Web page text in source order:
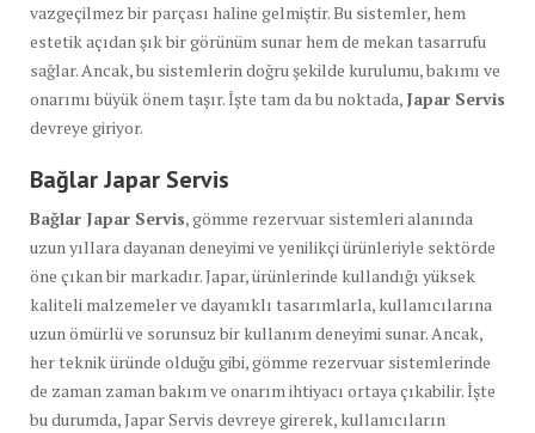
vazgeçilmez bir parçası haline gelmiştir. Bu sistemler, hem
estetik açıdan şık bir görünüm sunar hem de mekan tasarrufu
sağlar. Ancak, bu sistemlerin doğru şekilde kurulumu, bakımı ve
onarımı büyük önem taşır. İşte tam da bu noktada, Japar Servis
devreye giriyor.
Bağlar Japar Servis
Bağlar Japar Servis, gömme rezervuar sistemleri alanında
uzun yıllara dayanan deneyimi ve yenilikçi ürünleriyle sektörde
öne çıkan bir markadır. Japar, ürünlerinde kullandığı yüksek
kaliteli malzemeler ve dayanıklı tasarımlarla, kullanıcılarına
uzun ömürlü ve sorunsuz bir kullanım deneyimi sunar. Ancak,
her teknik üründe olduğu gibi, gömme rezervuar sistemlerinde
de zaman zaman bakım ve onarım ihtiyacı ortaya çıkabilir. İşte
bu durumda, Japar Servis devreye girerek, kullanıcıların